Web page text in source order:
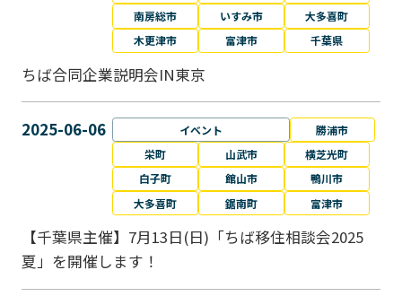
南房総市
いすみ市
大多喜町
木更津市
富津市 千葉県
ちば合同企業説明会IN東京
2025-06-06 イベント
勝浦市
栄町
山武市
横芝光町
白子町
館山市
鴨川市
大多喜町
鋸南町 富津市
【千葉県主催】7月13日(日)「ちば移住相談会2025
夏」を開催します！